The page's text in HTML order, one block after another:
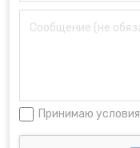
Принимаю условия